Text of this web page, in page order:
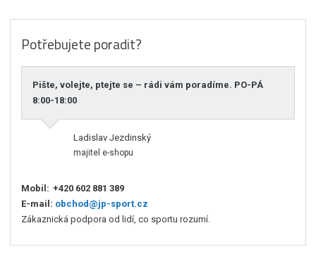
Potřebujete poradit?
Pište, volejte, ptejte se – rádi vám poradíme. PO-PÁ
8:00-18:00
Ladislav Jezdinský
majitel e-shopu
Mobil: +420 602 881 389
E-mail: obchod@jp-sport.cz
Zákaznická podpora od lidí, co sportu rozumí.